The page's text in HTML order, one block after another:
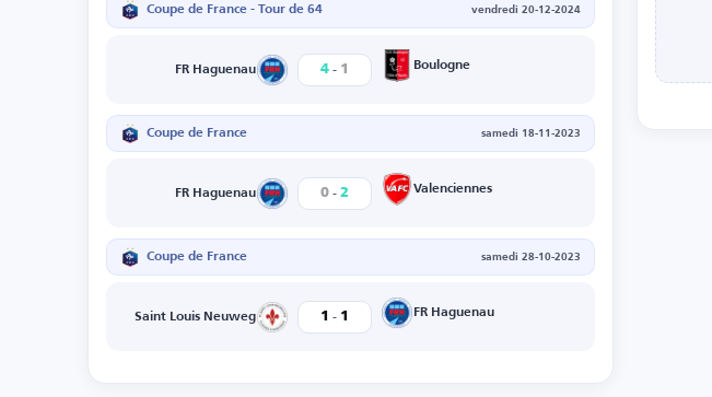
Coupe de France - Tour de 64 vendredi 20-12-2024
FR Haguenau 4 - 1 Boulogne
Coupe de France samedi 18-11-2023
FR Haguenau 0 - 2 Valenciennes
Coupe de France samedi 28-10-2023
Saint Louis Neuweg 1 - 1 FR Haguenau